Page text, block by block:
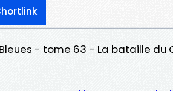
Bleues - tome 63 - La bataille du